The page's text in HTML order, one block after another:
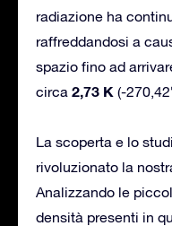
radiazione ha
raffreddandosi a
spazio fino ad
circa 2,73 K (-
La scoperta e lo
rivoluzionato la
Analizzando le
densità presenti in